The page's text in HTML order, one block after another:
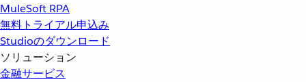
MuleSoft RPA
無料トライアル申込み
Studioのダウンロード
ソリューション
金融サービス